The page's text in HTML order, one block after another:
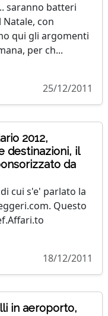
saranno batteri
Natale, con
qui gli argomenti
per ch...
25/12/2011
2012,
destinazioni, il
da
cui s'e' parlato la
Questo
18/12/2011
in aeroporto,